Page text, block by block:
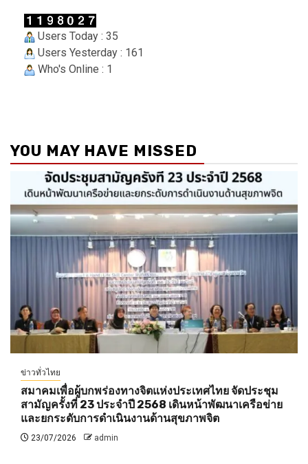
Users Today : 35
Users Yesterday : 161
Who's Online : 1
YOU MAY HAVE MISSED
ข่าวทั่วไทย
สมาคมเพื่อผู้บกพร่องทางจิตแห่งประเทศไทย จัดประชุม
สามัญครั้งที่ 23 ประจำปี 2568 เดินหน้าพัฒนาเครือข่าย
และยกระดับการดำเนินงานด้านสุขภาพจิต
23/07/2026 admin